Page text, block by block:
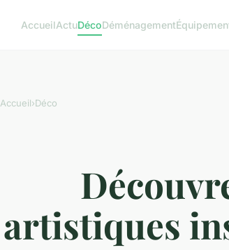
AccueilActuDécoDéménagement
Accueil›Déco
artistiques